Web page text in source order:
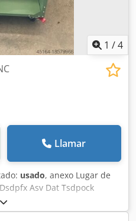
1 /4
Llamar
usado, anexo Lugar de
Asv Dat Tsdpock